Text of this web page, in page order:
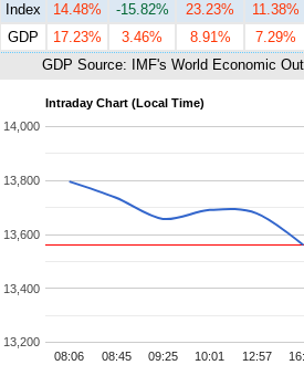
Index
14.48% -15.82% 23.23% 11.38%
GDP
17.23% 3.46% 8.91% 7.29%
GDP Source: IMF's World Economic
Intraday Chart (Local Time)
08:06 08:45 09:25 10:01 12:57
13,200
13,400
13,600
13,800
14,000